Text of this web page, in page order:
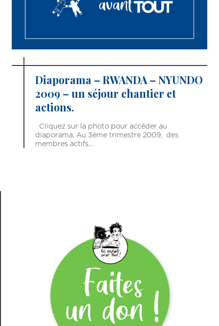
Diaporama – RWANDA – NYUNDO
2009 – un séjour chantier et
actions.
Cliquez sur la photo pour accéder au
diaporama. Au 3ème trimestre 2009, des
membres actifs…